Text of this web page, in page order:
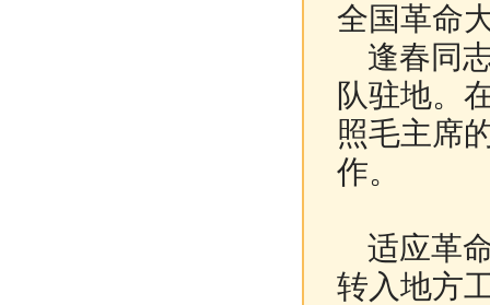
全国革命
逢春同
队驻地。
照毛主席
作。
适应革
转入地方